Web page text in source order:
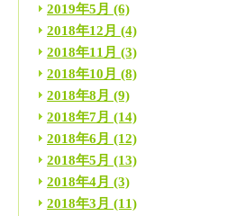
2019年5月 (6)
2018年12月 (4)
2018年11月 (3)
2018年10月 (8)
2018年8月 (9)
2018年7月 (14)
2018年6月 (12)
2018年5月 (13)
2018年4月 (3)
2018年3月 (11)